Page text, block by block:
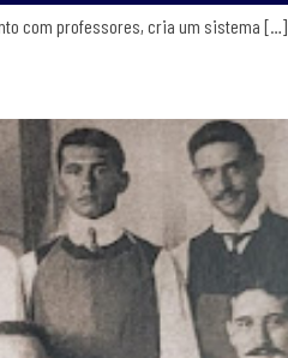
com professores, cria um sistema […]